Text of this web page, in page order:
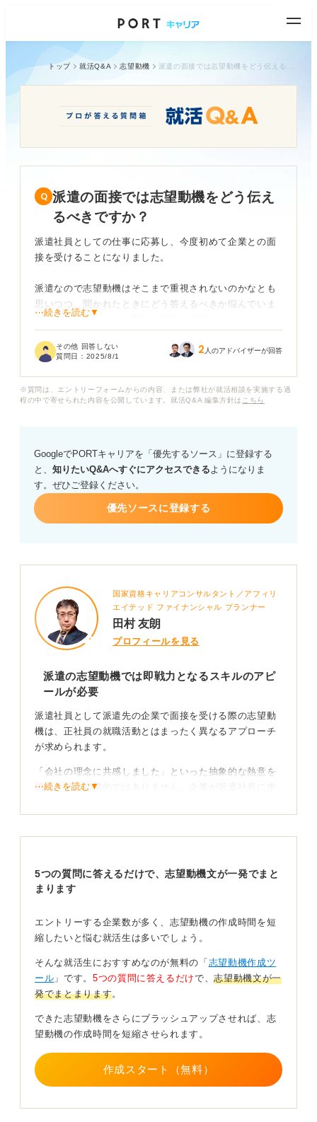
トップ 就活Q&A 志望動機
派遣の面接では志望動機をどう伝え
るべきですか？
派遣社員としての仕事に応募し、今度初めて企業との面
接を受けることになりました。
派遣なので志望動機はそこまで重視されないのかなとも
思いつつ、聞かれたときにどう答えるべきか悩んでいま
す。正社員のように「御社の理念に共感して…...」とい
ほうが良いのか判断がつきません。
伝えるのがベストなのでしょうか？ 印象を悪くしない
⋯続きを読む▼
その他 回答しない
質問日： 2025/8/1 2 人のアドバイザーが回答
※質問は、エントリーフォームからの内容、または弊社が就活相談を実施する過
程の中で寄せられた内容を公開しています。就活Q&A 編集方針は こちら
GoogleでPORTキャリアを「優先するソース」に登録する
と、 知りたいQ&Aへすぐにアクセスできるようになりま
す。ぜひご登録ください。
優先ソースに登録する
国家資格キャリアコンサルタント／アフィリ
エイテッド ファイナンシャル プランナー
田村 友朗
プロフィールを見る
派遣の志望動機では即戦力となるスキルのアピ
ールが必要
派遣社員として派遣先の企業で面接を受ける際の志望動
機は、正社員の就職活動とはまったく異なるアプローチ
が求められます。
「会社の理念に共感しました」といった抽象的な熱意を
語ることは効果的ではありません。企業が派遣社員に求
となる「マンパワー」だからです。
の言葉で語ろう
まず、派遣先企業の業務内容を分析し、どのようなスキ
そのうえで、「私のこのスキルは、貴社のこのような業
務で即戦力としてお役に立てます」というように、自身
ルしましょう。
能力を重点的に伝えることが、採用を勝ち取るための鍵
となります。
⋯続きを読む▼
5つの質問に答えるだけで、志望動機文が一発でまと
まります
エントリーする企業数が多く、志望動機の作成時間を短
縮したいと悩む就活生は多いでしょう。
そんな就活生におすすめなのが無料の「 志望動機作成ツ
ール 」です。 5つの質問に答えるだけで、志望動機文が一
発でまとまります。
できた志望動機をさらにブラッシュアップさせれば、志
望動機の作成時間を短縮させられます。
作成スタート（無料）